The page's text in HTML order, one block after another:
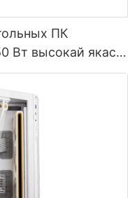
ПК
Вт высокай якасці
як 80+